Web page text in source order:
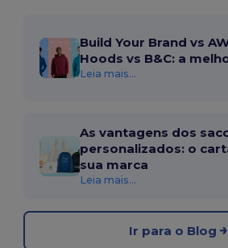
Build Your Brand vs
Hoods vs B&C: a
Leia mais...
As vantagens dos
personalizados: o
sua marca
Leia mais...
Ir para o Blog